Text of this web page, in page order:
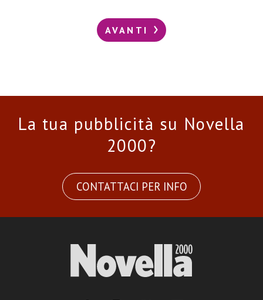
AVANTI
La tua pubblicità su Novella
2000?
CONTATTACI PER INFO